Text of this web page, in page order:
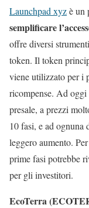
Launchpad xyzè un
semplificare
offre diversi
token. Il token
viene utilizzato per i
ricompense. Ad oggi
presale, a prezzi
10 fasi, e ad ognuna
leggero aumento.
prime fasi potrebbe
per gli investitori.
EcoTerra